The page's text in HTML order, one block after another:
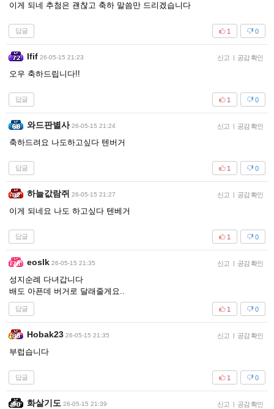
이게 되네 추첨은 괜찮고 축하 말씀만 드리겠습니다
답글 0
1
Ifif 26-05-15 21:23 신고 | 공감 확인
오우 축하드립니다!!
답글 0
1
와드판별사 26-05-15 21:24 신고 | 공감 확인
축하드려요 나도하고싶다 텐버거
답글 0
1
하늘값람쥐 26-05-15 21:27 신고 | 공감 확인
이게 되네요 나도 하고싶다 텐베거
답글 0
1
eoslk 26-05-15 21:35 신고 | 공감 확인
성지순례 다녀갑니다
배도 아픈데 버거로 달래줄게요..
답글 0
1
Hobak23 26-05-15 21:35 신고 | 공감 확인
부럽습니다
답글 0
1
화살기도 26-05-15 21:39 신고 | 공감 확인